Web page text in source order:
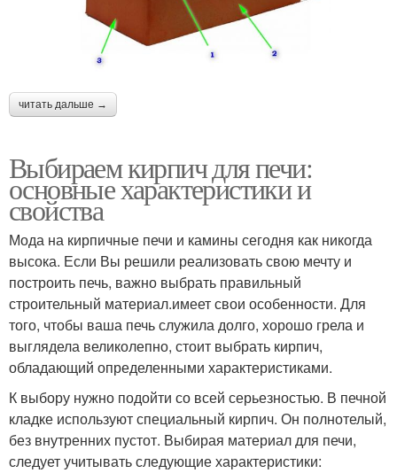
читать дальше →
Выбираем кирпич для печи:
основные характеристики и
свойства
Мода на кирпичные печи и камины сегодня как никогда
высока. Если Вы решили реализовать свою мечту и
построить печь, важно выбрать правильный
строительный материал.имеет свои особенности. Для
того, чтобы ваша печь служила долго, хорошо грела и
выглядела великолепно, стоит выбрать кирпич,
обладающий определенными характеристиками.
К выбору нужно подойти со всей серьезностью. В печной
кладке используют специальный кирпич. Он полнотелый,
без внутренних пустот. Выбирая материал для печи,
следует учитывать следующие характеристики: